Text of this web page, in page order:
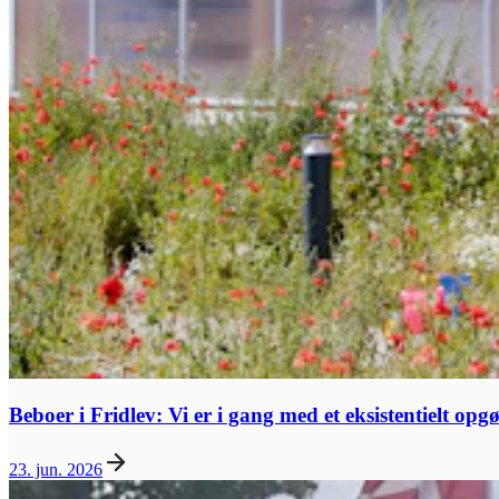
Beboer i Fridlev: Vi er i gang med et eksistentielt
23. jun. 2026